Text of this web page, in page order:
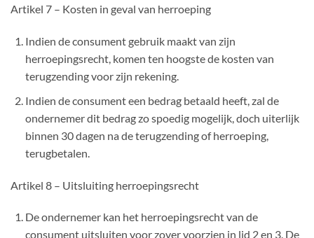
Artikel 7 – Kosten in geval van herroeping
Indien de consument gebruik maakt van zijn
herroepingsrecht, komen ten hoogste de kosten van
terugzending voor zijn rekening.
Indien de consument een bedrag betaald heeft, zal de
ondernemer dit bedrag zo spoedig mogelijk, doch uiterlijk
binnen 30 dagen na de terugzending of herroeping,
terugbetalen.
Artikel 8 – Uitsluiting herroepingsrecht
De ondernemer kan het herroepingsrecht van de
consument uitsluiten voor zover voorzien in lid 2 en 3. De